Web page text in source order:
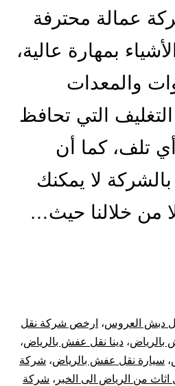
عمالة محترفة
بمهارة عالية،
والمعدات
التي تحافظ
تلف، كما أن
بالشركة لا يمكنك
من خلالنا حيث…
دبش العروس، ارخص شركة نقل
بالرياض، دينا نقل عفش بالرياض،
، سيارة نقل عفش بالرياض، شركة
من الرياض الى الخبر ، شركة